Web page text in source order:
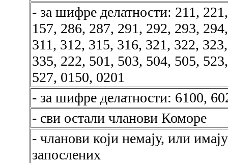
- за шифре делатности: 211,
157, 286, 287, 291, 292, 293,
311, 312, 315, 316, 321, 322,
335, 222, 501, 503, 504, 505,
527, 0150, 0201
- за шифре делатности: 6100,
- сви остали чланови Коморе
- чланови који немају, или
запослених